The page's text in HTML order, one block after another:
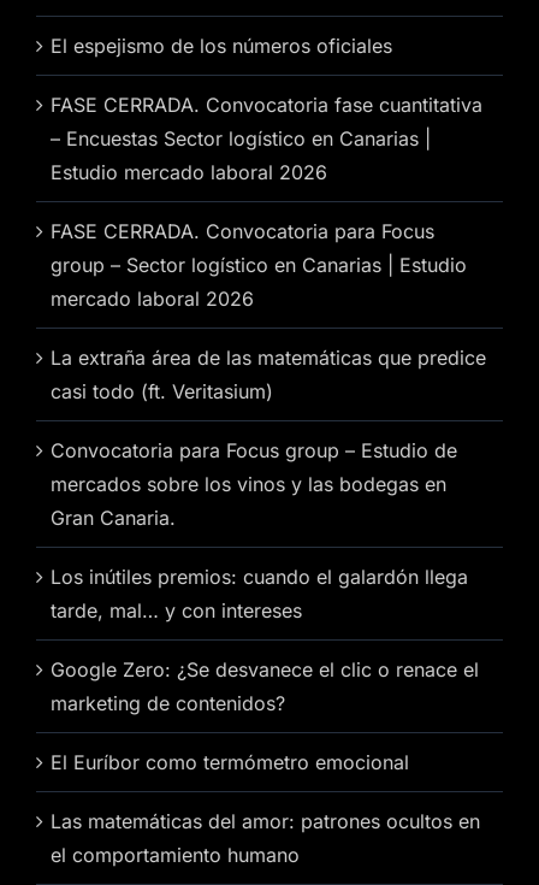
El espejismo de los números oficiales
FASE CERRADA. Convocatoria fase cuantitativa
– Encuestas Sector logístico en Canarias |
Estudio mercado laboral 2026
FASE CERRADA. Convocatoria para Focus
group – Sector logístico en Canarias | Estudio
mercado laboral 2026
La extraña área de las matemáticas que predice
casi todo (ft. Veritasium)
Convocatoria para Focus group – Estudio de
mercados sobre los vinos y las bodegas en
Gran Canaria.
Los inútiles premios: cuando el galardón llega
tarde, mal… y con intereses
Google Zero: ¿Se desvanece el clic o renace el
marketing de contenidos?
El Euríbor como termómetro emocional
Las matemáticas del amor: patrones ocultos en
el comportamiento humano